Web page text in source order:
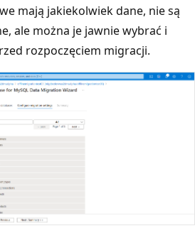
mają jakiekolwiek dane, nie są
ale można je jawnie wybrać i
rozpoczęciem migracji.